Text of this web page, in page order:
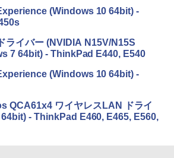
(Windows 10 64bit) -
ライバー (NVIDIA N15V/N15S
7 64bit) - ThinkPad E440, E540
(Windows 10 64bit) -
QCA61x4 ワイヤレスLAN ドライ
- ThinkPad E460, E465, E560,